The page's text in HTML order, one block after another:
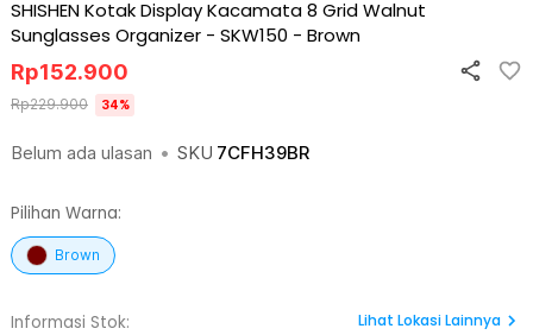
SHISHEN Kotak Display Kacamata 8 Grid Walnut
Sunglasses Organizer - SKW150 - Brown
Belum ada ulasan • SKU 7CFH39BR
Rp152.900
Rp229.900 34%
Pilihan Warna:
Brown
Informasi Stok:
Lihat Lokasi Lainnya